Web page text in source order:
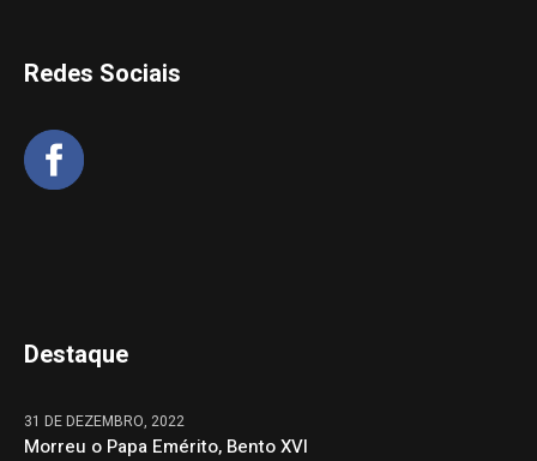
Redes Sociais
Destaque
31 DE DEZEMBRO, 2022
Morreu o Papa Emérito, Bento XVI